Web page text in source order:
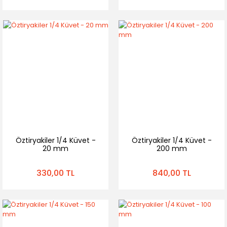
Öztiryakiler 1/4 Küvet -
20 mm
330,00 TL
Öztiryakiler 1/4 Küvet -
200 mm
840,00 TL